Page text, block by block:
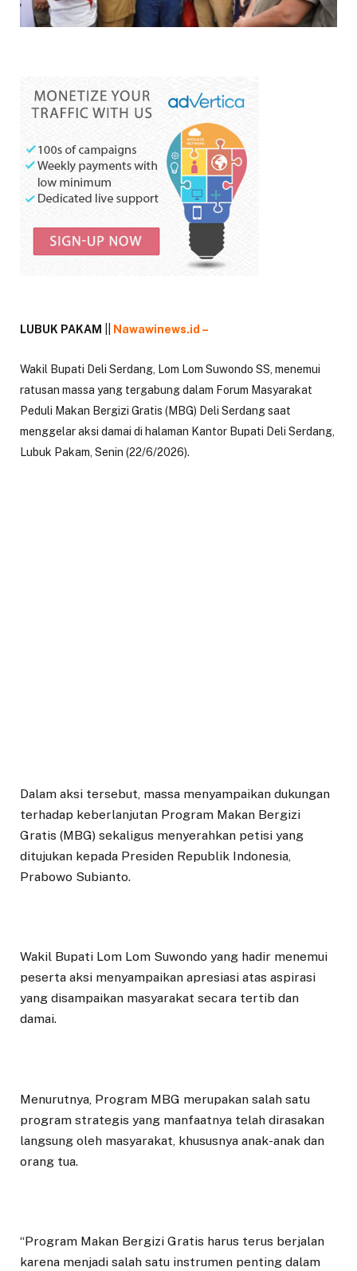
LUBUK PAKAM Nawawinews.id –
Wakil Bupati Deli Serdang, Lom Lom Suwondo SS, menemui
ratusan massa yang tergabung dalam Forum Masyarakat
Peduli Makan Bergizi Gratis (MBG) Deli Serdang saat
menggelar aksi damai di halaman Kantor Bupati Deli Serdang,
Lubuk Pakam, Senin (22/6/2026).
Dalam aksi tersebut, massa menyampaikan dukungan
terhadap keberlanjutan Program Makan Bergizi
Gratis (MBG) sekaligus menyerahkan petisi yang
ditujukan kepada Presiden Republik Indonesia,
Prabowo Subianto.
Wakil Bupati Lom Lom Suwondo yang hadir menemui
peserta aksi menyampaikan apresiasi atas aspirasi
yang disampaikan masyarakat secara tertib dan
damai.
Menurutnya, Program MBG merupakan salah satu
program strategis yang manfaatnya telah dirasakan
langsung oleh masyarakat, khususnya anak-anak dan
orang tua.
“Program Makan Bergizi Gratis harus terus berjalan
karena menjadi salah satu instrumen penting dalam